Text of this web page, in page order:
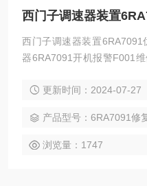
西门子调速器装置
西门子调速器装置
器6RA7091开机报警F001
西门子调速器6RA7091启动
030维修，西门子调速器
调速器
更新时间：2024-07-27
产品型号：6RA7091修
浏览量：1747